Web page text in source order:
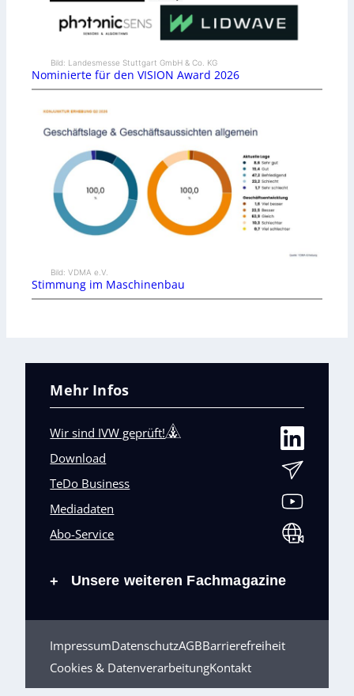
Bild: Landesmesse Stuttgart GmbH & Co. KG
Nominierte für den VISION Award 2026
Bild: VDMA e.V.
Stimmung im Maschinenbau
Mehr Infos
Wir sind IVW geprüft!
Download
TeDo Business
Mediadaten
Abo-Service
+ Unsere weiteren Fachmagazine
ImpressumDatenschutzAGBBarrierefreiheit
Cookies & DatenverarbeitungKontakt